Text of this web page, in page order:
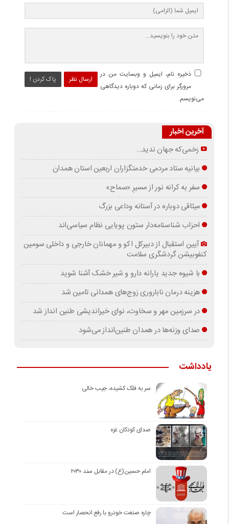
ارسال نظر پاک کردن !
ذخیره نام، ایمیل و وبسایت من در
مرورگر برای زمانی که دوباره دیدگاهی
می‌نویسم.
آخرین اخبار
زخمی‌که جهان ندید…
بیانیه ستاد مردمی خدمتگزاران اربعین استان همدان
سفر به کرانه‌ نور از مسیرِ «سماح»
میثاقی دوباره در آستانه‌ وداعی بزرگ
احزاب شناسنامه‌دار ستون پویایی نظام سیاسی‌اند
آیین استقبال از دبیرکل اکو و مهمانان خارجی و داخلی سومین
کنفوبیشن گردشگری سلامت
با شیوه جدید یارانه دارو و شیر خشک آشنا شوید
هزینه درمان ناباروری زوج‌های همدانی تامین شد
در سرزمین مهر و سخاوت، نوای خیراندیشی طنین انداز شد
صدای وزنه‌ها در همدان طنین‌انداز می‌شود
یادداشت
سر به فلک کشیده، جیب خالی
صدای کودکان غزه
امام حسین(ع) در مقابل سند ۲۰۳۰
چاره صنعت خودرو با رفع انحصار است